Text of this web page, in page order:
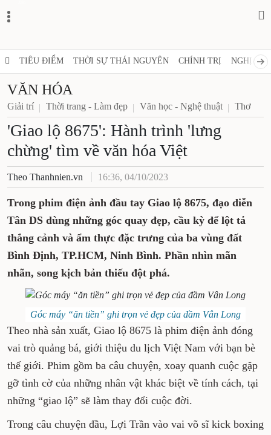
TIÊU ĐIỂM THỜI SỰ THÁI NGUYÊN CHÍNH TRỊ NGHỊ
VĂN HÓA
Giải trí Thời trang - Làm đẹp Văn học - Nghệ thuật Thơ
'Giao lộ 8675': Hành trình 'lưng
chừng' tìm về văn hóa Việt
Theo Thanhnien.vn 16:36, 04/10/2023
Trong phim điện ảnh đầu tay Giao lộ 8675, đạo diễn
Tân DS dùng những góc quay đẹp, cầu kỳ để lột tả
thắng cảnh và ẩm thực đặc trưng của ba vùng đất
Bình Định, TP.HCM, Ninh Bình. Phần nhìn mãn
nhãn, song kịch bản thiếu đột phá.
Góc máy “ăn tiền” ghi trọn vẻ đẹp của đầm Vân Long
Theo nhà sản xuất, Giao lộ 8675 là phim điện ảnh đóng
vai trò quảng bá, giới thiệu du lịch Việt Nam với bạn bè
thế giới. Phim gồm ba câu chuyện, xoay quanh cuộc gặp
gỡ tình cờ của những nhân vật khác biệt về tính cách, tại
những “giao lộ” sẽ làm thay đổi cuộc đời.
Trong câu chuyện đầu, Lợi Trần vào vai võ sĩ kick boxing